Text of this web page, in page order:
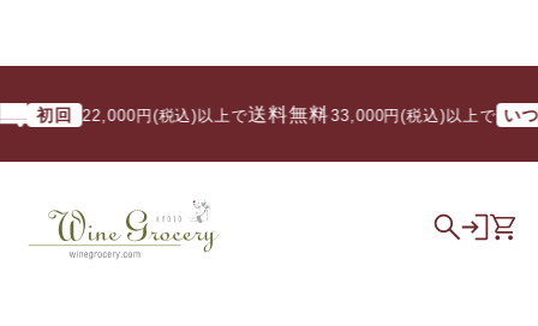
回 22,000円(税込)以上で送料無料/ 33,000円(税込)以上で いつでも